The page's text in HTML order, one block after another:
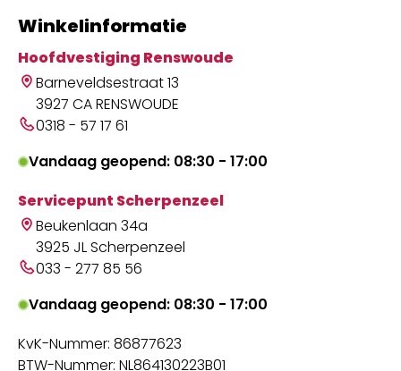
Winkelinformatie
Hoofdvestiging Renswoude
Barneveldsestraat 13
3927 CA RENSWOUDE
0318 - 57 17 61
Vandaag geopend: 08:30 - 17:00
Servicepunt Scherpenzeel
Beukenlaan 34a
3925 JL Scherpenzeel
033 - 277 85 56
Vandaag geopend: 08:30 - 17:00
KvK-Nummer: 86877623
BTW-Nummer: NL864130223B01